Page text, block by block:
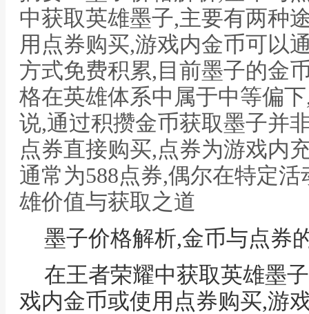
中获取英雄墨子,主要有两种
用点券购买,游戏内金币可以
方式免费积累,目前墨子的金
格在英雄体系中属于中等偏
说,通过积攒金币获取墨子并
点券直接购买,点券为游戏内
通常为588点券,偶尔在特定
雄价值与获取之道
墨子价格解析,金币与点券
在王者荣耀中获取英雄墨
戏内金币或使用点券购买,游